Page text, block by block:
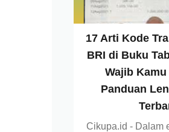
17 Arti Kode
BRI di Buku
Wajib
Panduan
Cikupa.id - Dalam